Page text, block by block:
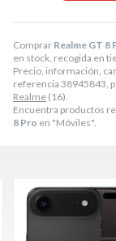
Comprar Realme GT 8
en stock, recogida en
Precio, información,
referencia 38945843,
Realme (16).
Encuentra productos
8 Pro en "Móviles".